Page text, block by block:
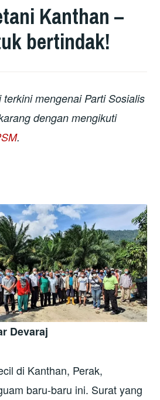
Kanthan –
bertindak!
mengenai Parti Sosialis
dengan mengikuti
.
Devaraj
di Kanthan, Perak,
baru-baru ini. Surat yang